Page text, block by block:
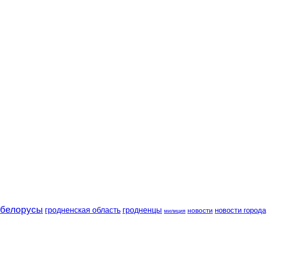
белорусы гродненская область гродненцы милиция новости новости города